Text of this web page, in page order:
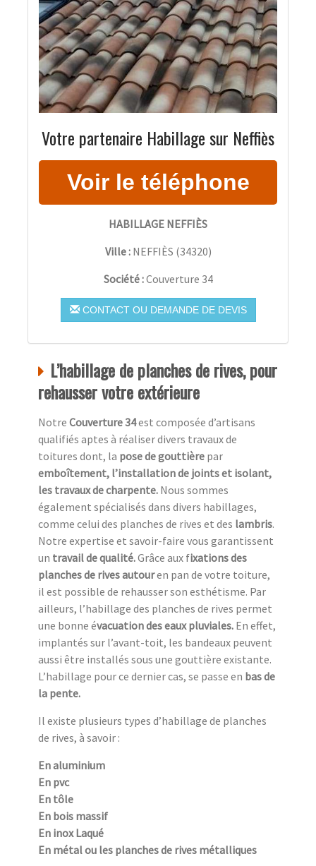
Votre partenaire Habillage sur Neffiès
HABILLAGE NEFFIÈS
Ville : NEFFIÈS (34320)
Société :Couverture 34
CONTACT OU DEMANDE DE DEVIS
L’habillage de planches de rives, pour
rehausser votre extérieure
Notre Couverture 34est composée d’artisans
qualifiés aptes à réaliser divers travaux de
toitures dont, la pose de gouttière par
emboîtement, l’installation de joints et isolant,
les travaux de charpente. Nous sommes
également spécialisés dans divers habillages,
comme celui des planches de rives et des lambris.
Notre expertise et savoir-faire vous garantissent
un travail de qualité.Grâce aux fixations des
planches de rives autouren pan de votre toiture,
il est possible de rehausser son esthétisme. Par
ailleurs, l’habillage des planches de rives permet
une bonne évacuation des eaux pluviales. En effet,
implantés sur l’avant-toit, les bandeaux peuvent
aussi être installés sous une gouttière existante.
L’habillage pour ce dernier cas, se passe en bas de
la pente.
Il existe plusieurs types d’habillage de planches
de rives, à savoir :
En aluminium
En pvc
En tôle
En bois massif
En inox Laqué
En métal ou les planches de rives métalliques